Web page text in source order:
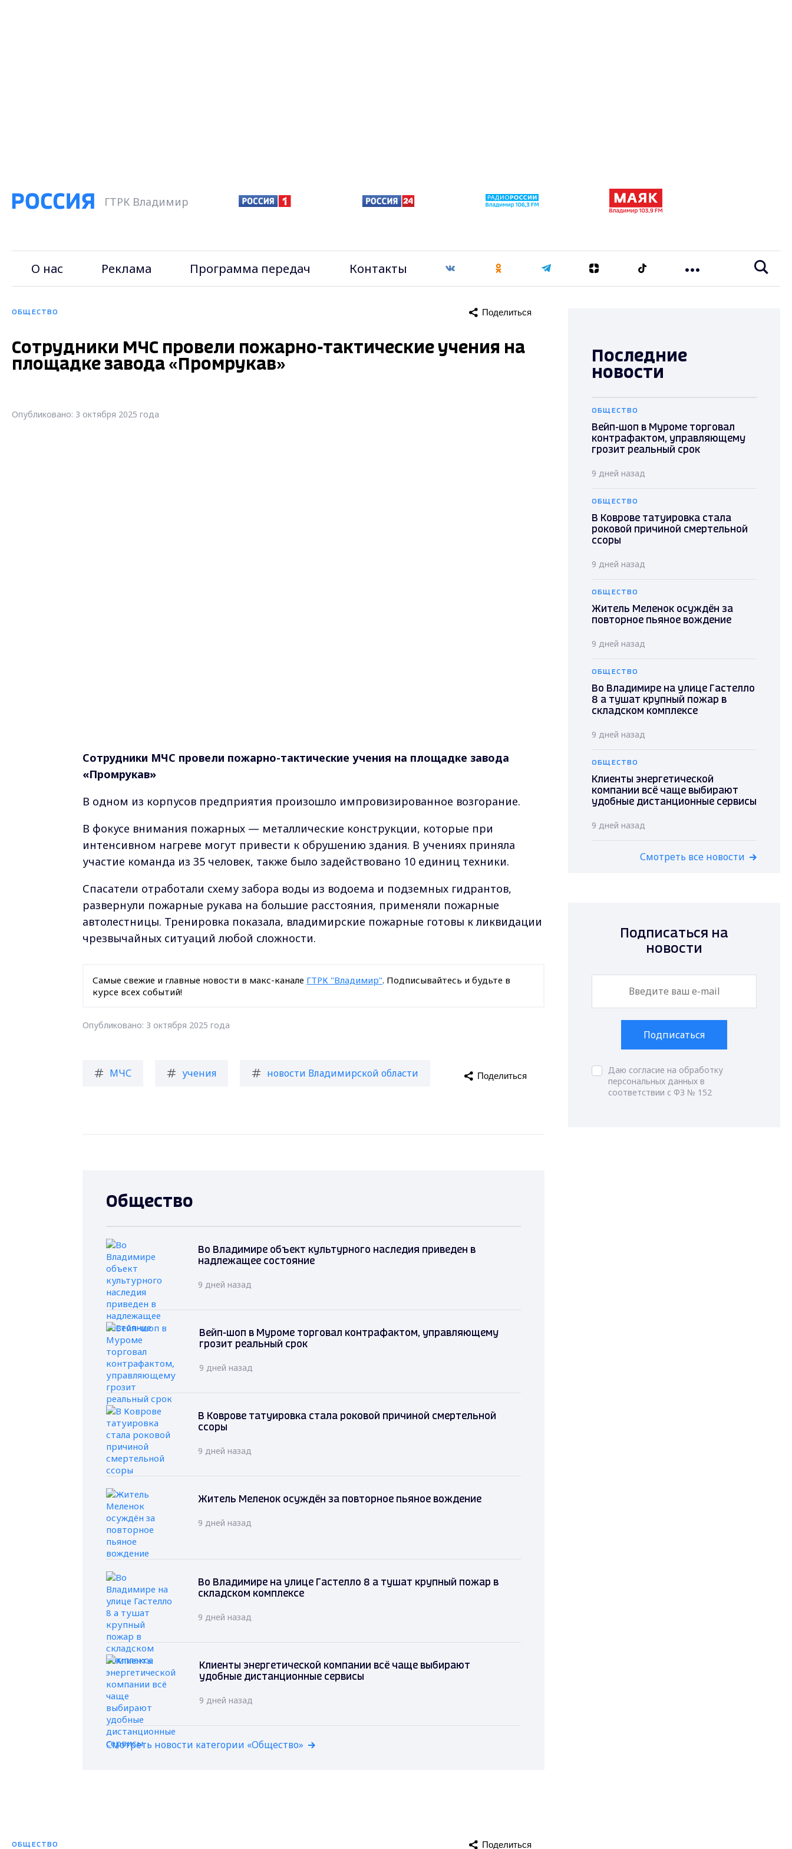
ГТРК Владимир
О нас Реклама Программа передач Контакты
ОБЩЕСТВО Поделиться
Сотрудники МЧС провели пожарно-тактические учения на
площадке завода «Промрукав»
Опубликовано: 3 октября 2025 года
Сотрудники МЧС провели пожарно-тактические учения на площадке завода
«Промрукав»
В одном из корпусов предприятия произошло импровизированное возгорание.
В фокусе внимания пожарных — металлические конструкции, которые при
интенсивном нагреве могут привести к обрушению здания. В учениях приняла
участие команда из 35 человек, также было задействовано 10 единиц техники.
Спасатели отработали схему забора воды из водоема и подземных гидрантов,
развернули пожарные рукава на большие расстояния, применяли пожарные
автолестницы. Тренировка показала, владимирские пожарные готовы к ликвидации
чрезвычайных ситуаций любой сложности.
Самые свежие и главные новости в макс-канале ГТРК "Владимир". Подписывайтесь и будьте в
курсе всех событий!
Опубликовано: 3 октября 2025 года
МЧС учения новости Владимирской области Поделиться
Общество
Во Владимире объект культурного наследия приведен в
надлежащее состояние
9 дней назад
Вейп-шоп в Муроме торговал контрафактом, управляющему
грозит реальный срок
9 дней назад
В Коврове татуировка стала роковой причиной смертельной
ссоры
9 дней назад
Житель Меленок осуждён за повторное пьяное вождение
9 дней назад
Во Владимире на улице Гастелло 8 а тушат крупный пожар в
складском комплексе
9 дней назад
Клиенты энергетической компании всё чаще выбирают
удобные дистанционные сервисы
9 дней назад
Смотреть новости категории «Общество»
ОБЩЕСТВО Поделиться
Последние
новости
ОБЩЕСТВО
Вейп-шоп в Муроме торговал
контрафактом, управляющему
грозит реальный срок
9 дней назад
ОБЩЕСТВО
В Коврове татуировка стала
роковой причиной смертельной
ссоры
9 дней назад
ОБЩЕСТВО
Житель Меленок осуждён за
повторное пьяное вождение
9 дней назад
ОБЩЕСТВО
Во Владимире на улице Гастелло
8 а тушат крупный пожар в
складском комплексе
9 дней назад
ОБЩЕСТВО
Клиенты энергетической
компании всё чаще выбирают
удобные дистанционные сервисы
9 дней назад
Смотреть все новости
Подписаться на
новости
Подписаться
Даю согласие на обработку
персональных данных в
соответствии с ФЗ № 152